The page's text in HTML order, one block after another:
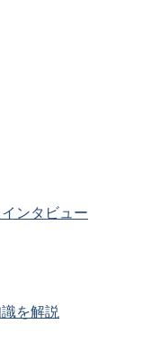
ンタビュー
を解説